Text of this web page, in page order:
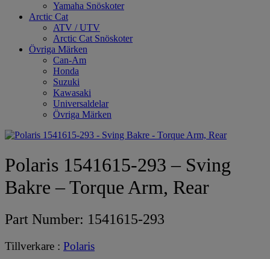
Yamaha Snöskoter
Arctic Cat
ATV / UTV
Arctic Cat Snöskoter
Övriga Märken
Can-Am
Honda
Suzuki
Kawasaki
Universaldelar
Övriga Märken
Polaris 1541615-293 – Sving
Bakre – Torque Arm, Rear
Part Number: 1541615-293
Tillverkare : Polaris